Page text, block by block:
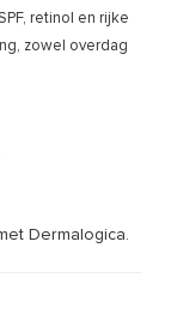
retinol en rijke
zowel overdag
Dermalogica.